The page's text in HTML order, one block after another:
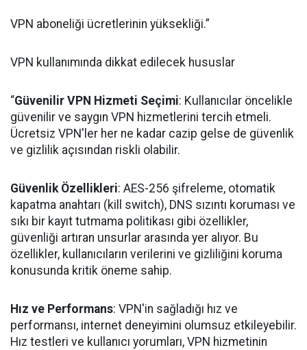
VPN aboneliği ücretlerinin yüksekliği.”
VPN kullanımında dikkat edilecek hususlar
“Güvenilir VPN Hizmeti Seçimi: Kullanıcılar öncelikle
güvenilir ve saygın VPN hizmetlerini tercih etmeli.
Ücretsiz VPN'ler her ne kadar cazip gelse de güvenlik
ve gizlilik açısından riskli olabilir.
Güvenlik Özellikleri: AES-256 şifreleme, otomatik
kapatma anahtarı (kill switch), DNS sızıntı koruması ve
sıkı bir kayıt tutmama politikası gibi özellikler,
güvenliği artıran unsurlar arasında yer alıyor. Bu
özellikler, kullanıcıların verilerini ve gizliliğini koruma
konusunda kritik öneme sahip.
Hız ve Performans: VPN'in sağladığı hız ve
performansı, internet deneyimini olumsuz etkileyebilir.
Hız testleri ve kullanıcı yorumları, VPN hizmetinin